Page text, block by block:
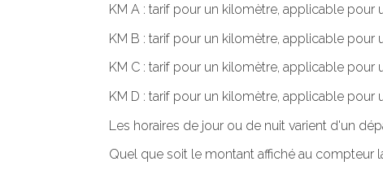
KM A : tarif pour un kilomètre, applicable
KM B : tarif pour un kilomètre, applicable
KM C : tarif pour un kilomètre, applicable
KM D : tarif pour un kilomètre, applicable
Les horaires de jour ou de nuit varient d'un
Quel que soit le montant affiché au compteur